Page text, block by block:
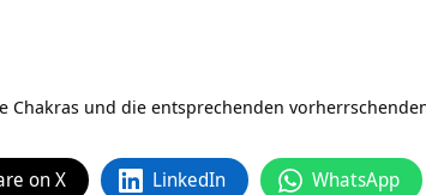
Chakras und die entsprechenden
on X LinkedIn WhatsApp